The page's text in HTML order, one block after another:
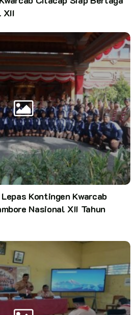
untuk Pramuka Karanganyar.
XII
Kontingen Kwarcab
Nasional XII Tahun